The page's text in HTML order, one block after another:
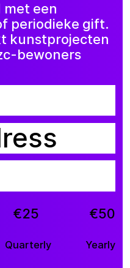
met een
periodieke gift.
kunstprojecten
bewoners
€25 €50
Quarterly Yearly